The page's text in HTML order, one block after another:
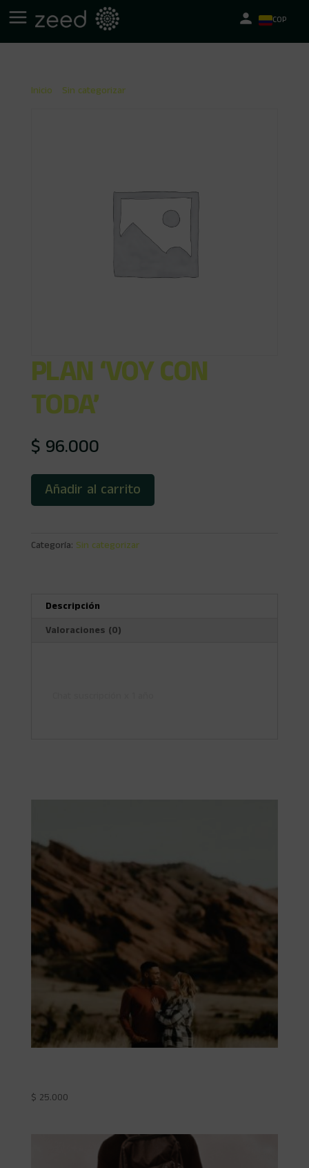
COP
Inicio Sin categorizar/ Plan ‘Voy con Toda’
PLAN ‘VOY CON
TODA’
$ 96.000
Plan
'Voy
cantidad
Añadir al carrito
Categoría: Sin categorizar
Descripción
Valoraciones (0)
$ 25.000